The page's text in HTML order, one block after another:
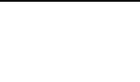
– East ain`t